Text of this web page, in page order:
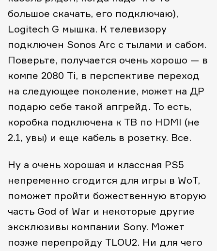
большое скачать, его подключаю),
Logitech G мышка. К телевизору
подключен Sonos Arc с тылами и сабом.
Поверьте, получается очень хорошо — в
компе 2080 Ti, в перспективе переход
на следующее поколение, может на ДР
подарю себе такой апгрейд. То есть,
коробка подключена к ТВ по HDMI (не
2.1, увы) и еще кабель в розетку. Все.
Ну а очень хорошая и классная PS5
непременно сгодится для игры в WoT,
поможет пройти божественную вторую
часть God of War и некоторые другие
эксклюзивы компании Sony. Может
позже перепройду TLOU2. Ни для чего